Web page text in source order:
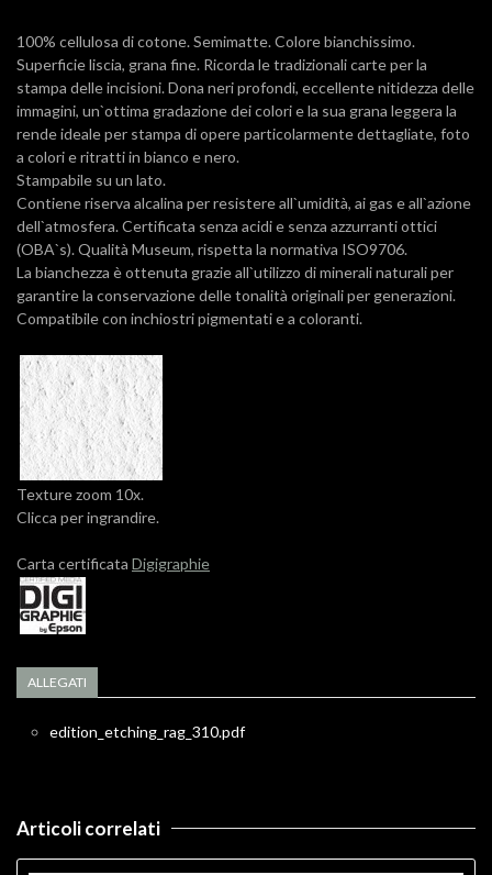
100% cellulosa di cotone. Semimatte. Colore bianchissimo.
Superficie liscia, grana fine. Ricorda le tradizionali carte per la
stampa delle incisioni. Dona neri profondi, eccellente nitidezza delle
immagini, un`ottima gradazione dei colori e la sua grana leggera la
rende ideale per stampa di opere particolarmente dettagliate, foto
a colori e ritratti in bianco e nero.
Stampabile su un lato.
Contiene riserva alcalina per resistere all`umidità, ai gas e all`azione
dell`atmosfera. Certificata senza acidi e senza azzurranti ottici
(OBA`s). Qualità Museum, rispetta la normativa ISO9706.
La bianchezza è ottenuta grazie all`utilizzo di minerali naturali per
garantire la conservazione delle tonalità originali per generazioni.
Compatibile con inchiostri pigmentati e a coloranti.
Texture zoom 10x.
Clicca per ingrandire.
Carta certificata Digigraphie
ALLEGATI
edition_etching_rag_310.pdf
Articoli correlati